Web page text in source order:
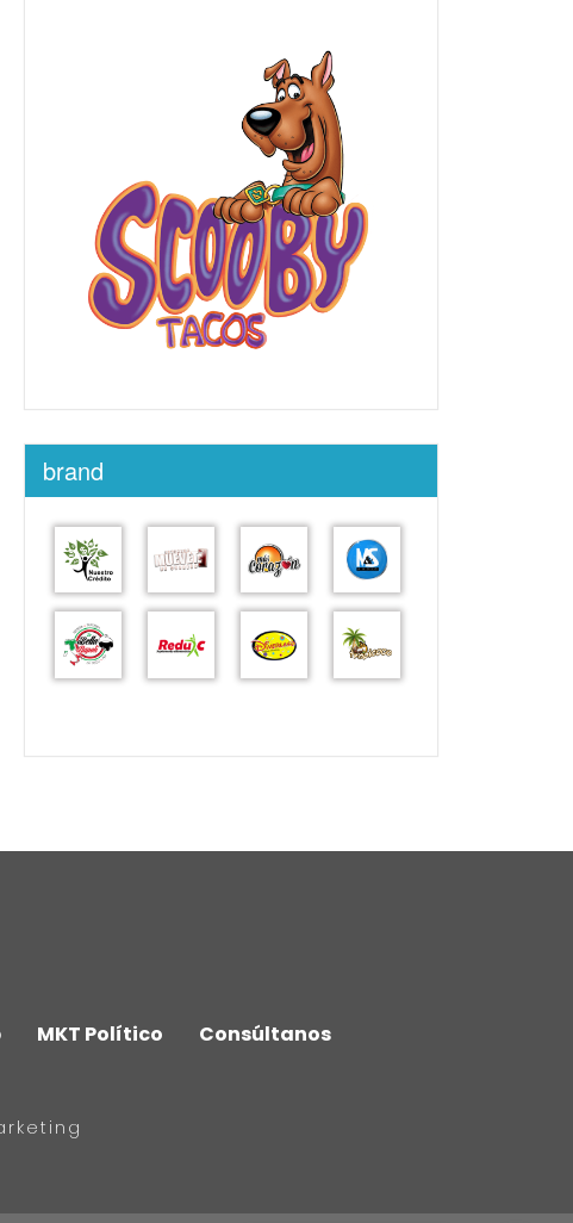
brand
MKT Político Consúltanos